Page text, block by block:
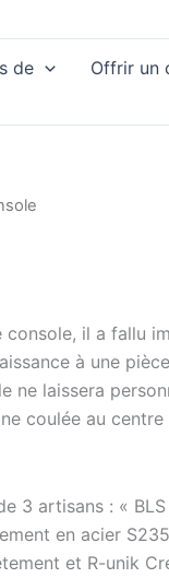
de Offrir un
il a fallu
à une
ne laissera
coulée au
3 artisans : «
en acier
et R-unik